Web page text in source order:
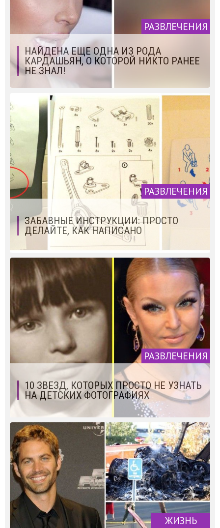
РАЗВЛЕЧЕНИЯ
НАЙДЕНА ЕЩЕ ОДНА ИЗ РОДА
КАРДАШЬЯН, О КОТОРОЙ НИКТО РАНЕЕ
НЕ ЗНАЛ!
РАЗВЛЕЧЕНИЯ
ЗАБАВНЫЕ ИНСТРУКЦИИ: ПРОСТО
ДЕЛАЙТЕ, КАК НАПИСАНО
РАЗВЛЕЧЕНИЯ
10 ЗВЕЗД, КОТОРЫХ ПРОСТО НЕ УЗНАТЬ
НА ДЕТСКИХ ФОТОГРАФИЯХ
ЖИЗНЬ